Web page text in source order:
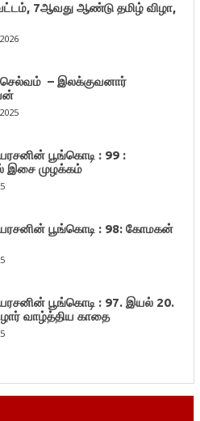
வட்டம், 7ஆவது ஆண்டு தமிழ் விழா,
– இலக்குவனார்
பூங்கொடி : 99 :
இசை முழக்கம்
பூங்கொடி : 98: கோமகன்
பூங்கொடி : 97. இயல் 20.
வாழ்த்திய காதை